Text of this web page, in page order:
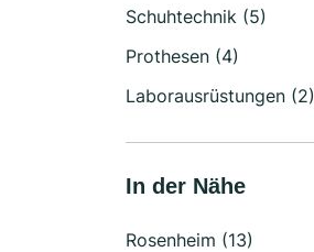
Schuhtechnik (5)
Prothesen (4)
Laborausrüstungen (2)
In der Nähe
Rosenheim (13)